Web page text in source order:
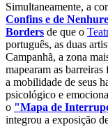
Simultaneamente, a
Confins e de
Borders de que o
português, as duas
Campanhã, a zona
mapearam as
a mobilidade de seus
psicológico e
o "Mapa de
integrou a exposição